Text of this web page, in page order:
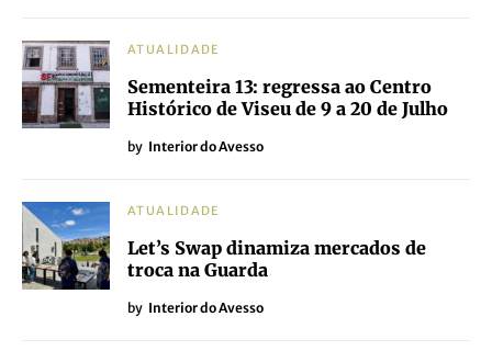
ATUALIDADE
Sementeira 13: regressa ao Centro
Histórico de Viseu de 9 a 20 de Julho
by Interior do Avesso
ATUALIDADE
Let’s Swap dinamiza mercados de
troca na Guarda
by Interior do Avesso